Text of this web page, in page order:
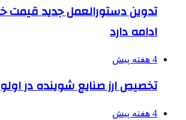
تدوین دستورالعمل جدید قیمت
ادامه دارد
4 هفته پیش
تخصیص ارز صنایع شوینده در
4 هفته پیش